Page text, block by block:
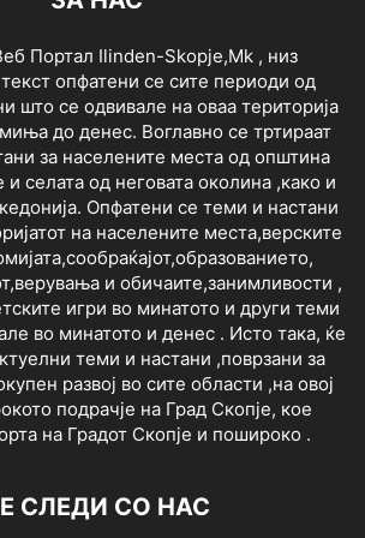
Портал Ilinden-Skopje,Mk , низ
опфатени се сите периоди од
што се одвивале на оваа територија
до денес. Воглавно се тртираат
за населените места од општина
селата од неговата околина ,како и
Опфатени се теми и настани
на населените места,верските
и обичаите,занимливости ,
игри во минатото и други теми
во минатото и денес . Исто така, ќе
теми и настани ,поврзани за
развој во сите области ,на овој
подрачје на Град Скопје, кое
на Градот Скопје и пошироко .
СЛЕДИ СО НАС